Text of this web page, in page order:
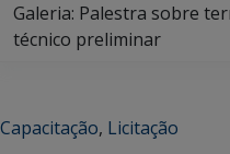
Galeria: Palestra sobre
técnico preliminar
Capacitação, Licitação